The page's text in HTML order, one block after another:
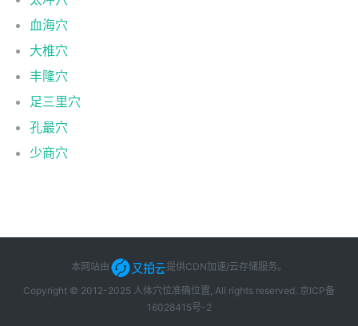
血海穴
大椎穴
丰隆穴
足三里穴
孔最穴
少商穴
本网站由 提供CDN加速/云存储服务。
Copyright © 2012-2025 人体穴位准确位置, All rights reserved. 京ICP备
16028415号-2